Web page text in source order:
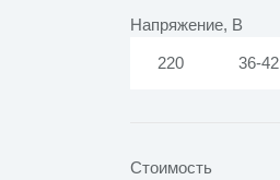
Напряжение, В
220 36-42
Стоимость